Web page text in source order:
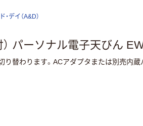
・デイ（A&D）
） パーソナル電子天びん
替わります。ACアダプタまたは別売内